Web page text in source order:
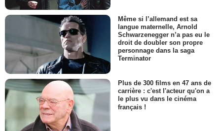
Même si l’allemand est sa
langue maternelle, Arnold
Schwarzenegger n’a pas eu le
droit de doubler son propre
personnage dans la saga
Terminator
Plus de 300 films en 47 ans de
carrière : c'est l'acteur qu'on a
le plus vu dans le cinéma
français !